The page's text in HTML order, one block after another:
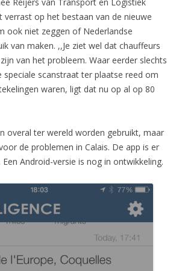
verrast op het bestaan van de nieuwe
ook niet zeggen of Nederlandse
van maken. ,,Je ziet wel dat chauffeurs
van het probleem. Waar eerder slechts
speciale scanstraat ter plaatse reed om
waren, ligt dat nu op al op 80
overal ter wereld worden gebruikt, maar
de problemen in Calais. De app is er
Een Android-versie is nog in ontwikkeling.